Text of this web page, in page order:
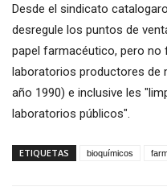
Desde el sindicato
desregule los puntos de
papel farmacéutico, pero
laboratorios productores de
año 1990) e inclusive les
laboratorios públicos".
ETIQUETAS bioquímicos